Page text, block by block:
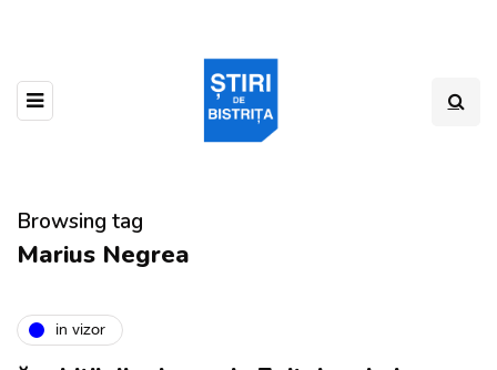
Browsing tag
Marius Negrea
in vizor